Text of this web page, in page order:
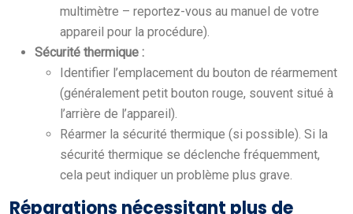
multimètre – reportez-vous au manuel de votre
appareil pour la procédure).
Sécurité thermique :
Identifier l’emplacement du bouton de réarmement
(généralement petit bouton rouge, souvent situé à
l’arrière de l’appareil).
Réarmer la sécurité thermique (si possible). Si la
sécurité thermique se déclenche fréquemment,
cela peut indiquer un problème plus grave.
Réparations nécessitant plus de